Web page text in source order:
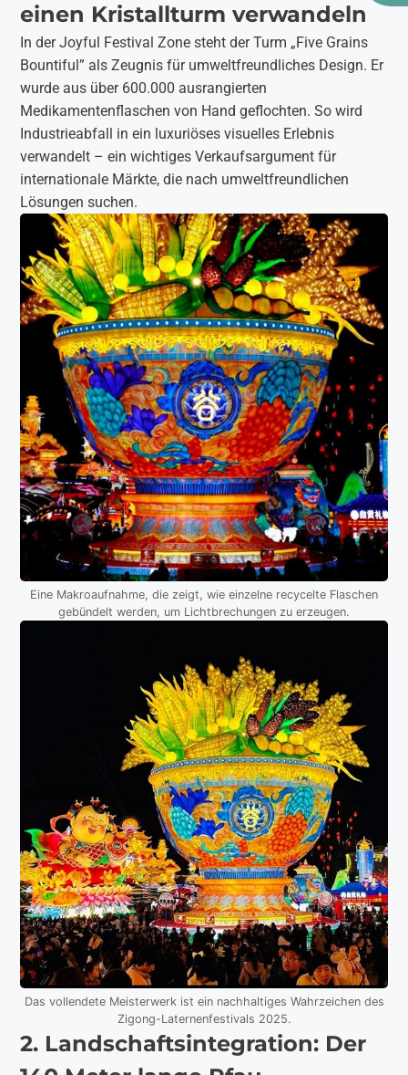
einen Kristallturm verwandeln
In der Joyful Festival Zone steht der Turm „Five Grains
Bountiful” als Zeugnis für umweltfreundliches Design. Er
wurde aus über 600.000 ausrangierten
Medikamentenflaschen von Hand geflochten. So wird
Industrieabfall in ein luxuriöses visuelles Erlebnis
verwandelt – ein wichtiges Verkaufsargument für
internationale Märkte, die nach umweltfreundlichen
Lösungen suchen.
Eine Makroaufnahme, die zeigt, wie einzelne recycelte Flaschen
gebündelt werden, um Lichtbrechungen zu erzeugen.
Das vollendete Meisterwerk ist ein nachhaltiges Wahrzeichen des
Zigong-Laternenfestivals 2025.
2. Landschaftsintegration: Der